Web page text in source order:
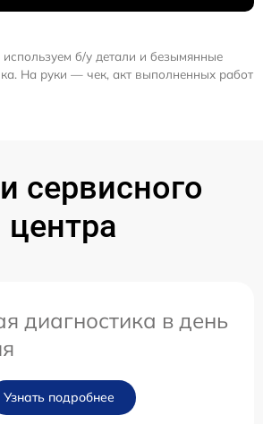
б/у детали и безымянные
На руки — чек, акт выполненных работ
сервисного
центра
диагностика в день
Узнать подробнее